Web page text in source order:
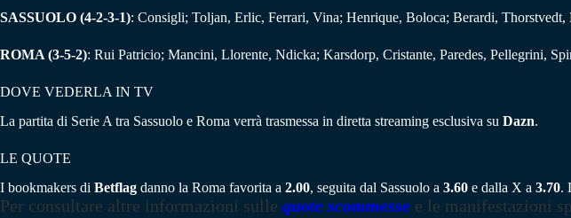
SASSUOLO (4-2-3-1): Consigli; Toljan, Erlic, Ferrari, Vina; Henrique, Boloca; Berardi, Thorstvedt,
ROMA (3-5-2): Rui Patricio; Mancini, Llorente, Ndicka; Karsdorp, Cristante, Paredes, Pellegrini,
DOVE VEDERLA IN TV
La partita di Serie A tra Sassuolo e Roma verrà trasmessa in diretta streaming esclusiva su Dazn.
LE QUOTE
I bookmakers di Betflag danno la Roma favorita a 2.00, seguita dal Sassuolo a 3.60 e dalla X a 3.70.
Per consultare altre informazioni sulle quote scommesse e le manifestazioni